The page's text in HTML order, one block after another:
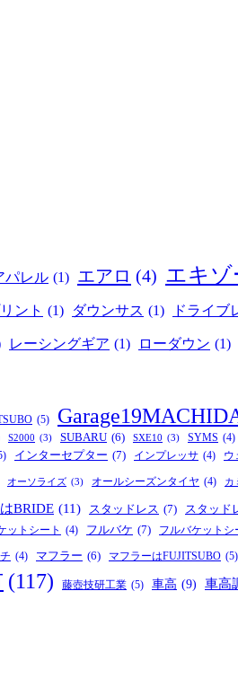
パレル (1) エアロ (4) エキゾ
ント (1) ダウンサス (1) ドライブ
レーシングギア (1) ローダウン (1)
(5)
S2000 (3) SUBARU (6) SXE10 (3) SYMS (4)
インターセプター (7) インプレッサ (4) ウ
オーソライズ (3) オールシーズンタイヤ (4) カ
BRIDE (11) スタッドレス (7) スタッド
ットシート (4) フルバケ (7) フルバケットシ
(4) マフラー (6) マフラーはFUJITSUBO (5)
(117) 藤壺技研工業 (5) 車高 (9) 車高